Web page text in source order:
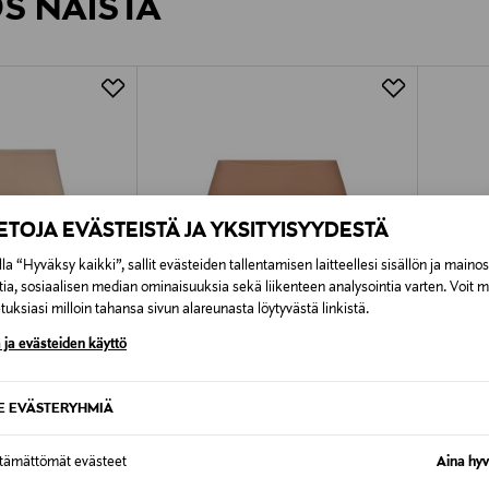
EVÄSTEISTÄ JA YKSITYISYYDESTÄ
“Hyväksy kaikki”, sallit evästeiden tallentamisen laitteellesi sisällön ja
sosiaalisen median ominaisuuksia sekä liikenteen analysointia varten. Voit
milloin tahansa sivun alareunasta löytyvästä linkistä.
ja evästeiden käyttö
EVÄSTERYHMIÄ
evästeet Aina
Alk. 6,90 €, kun toimitus on
NÄISTÄ
SKIMS